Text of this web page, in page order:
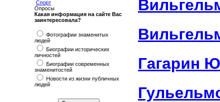
Спорт
Опросы
Какая информация на сайте Вас
заинтересовала?
Фотографии знаменитых
людей
Биографии исторических
личностей
Биографии современных
знаменитостей
Новости из жизни публичных
людей
Гагарин